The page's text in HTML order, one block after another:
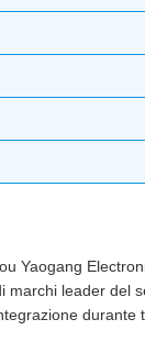
Yaogang
marchi leader del
durante